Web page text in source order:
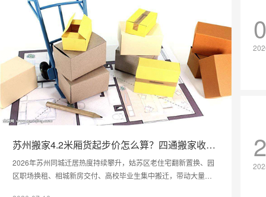
苏州搬家4.2米厢货起步价怎么算？四通搬家收费
标准与楼层费全解析
2026年苏州同城迁居热度持续攀升，姑苏区老住宅翻新置换、园
区职场换租、相城新房交付、高校毕业生集中搬迁，带动大量家